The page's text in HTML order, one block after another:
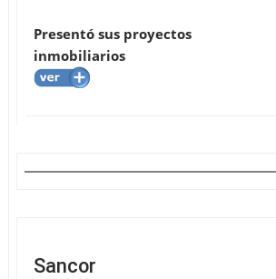
Presentó sus proyectos
inmobiliarios
Sancor